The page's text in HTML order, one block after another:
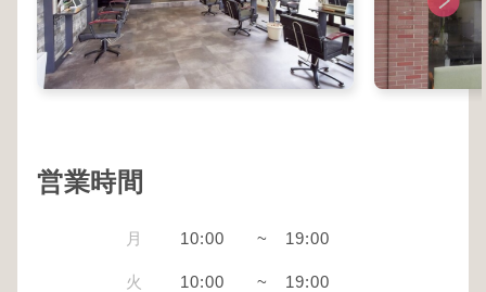
営業時間
月 10:00 ~ 19:00
火 10:00 ~ 19:00